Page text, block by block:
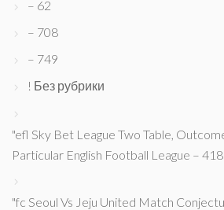
– 62
– 708
– 749
! Без рубрики
"efl Sky Bet League Two Table,
Particular English Football League – 418
"fc Seoul Vs Jeju United Match